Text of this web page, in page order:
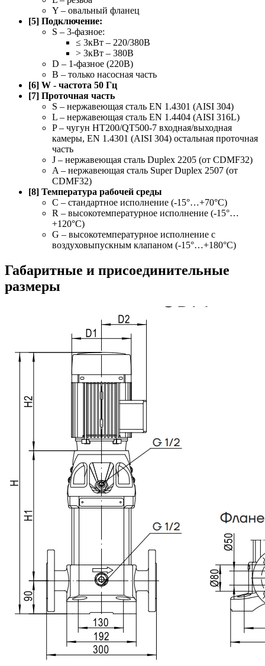
Y – овальный фланец
[5] Подключение:
S – 3-фазное:
≤ 3кВт – 220/380В
> 3кВт – 380В
D – 1-фазное (220В)
B – только насосная часть
[6] W - частота 50 Гц
[7] Проточная часть
S – нержавеющая сталь EN 1.4301 (AISI 304)
L – нержавеющая сталь EN 1.4404 (AISI 316L)
P – чугун HT200/QT500-7 входная/выходная
камеры, EN 1.4301 (AISI 304) остальная проточная
часть
J – нержавеющая сталь Duplex 2205 (от CDMF32)
A – нержавеющая сталь Super Duplex 2507 (от
CDMF32)
[8] Температура рабочей среды
C – стандартное исполнение (-15°…+70°С)
R – высокотемпературное исполнение (-15°…
+120°С)
G – высокотемпературное исполнение с
воздуховыпускным клапаном (-15°…+180°С)
Габаритные и присоединительные
размеры